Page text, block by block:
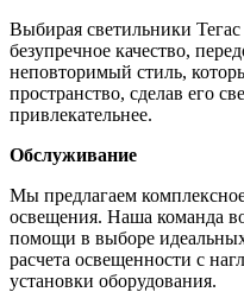
Выбирая светильники
безупречное качество,
неповторимый стиль,
пространство, сделав его
привлекательнее.
Обслуживание
Мы предлагаем
освещения. Наша команда
помощи в выборе
расчета освещенности с
установки оборудования.